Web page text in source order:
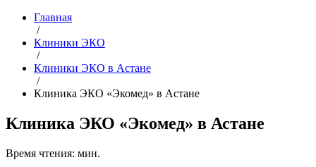
Главная
/
Клиники ЭКО
/
Клиники ЭКО в Астане
/
Клиника ЭКО «Экомед» в Астане
Клиника ЭКО «Экомед» в Астане
Время чтения: мин.